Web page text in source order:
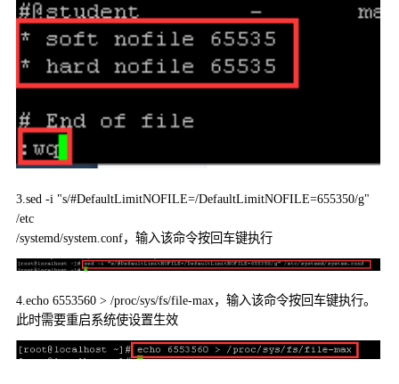
3.sed -i "s/#DefaultLimitNOFILE=/DefaultLimitNOFILE=655350/g"
/etc
/systemd/system.conf，输入该命令按回车键执行
4.echo 6553560 > /proc/sys/fs/file-max，输入该命令按回车键执行。
此时需要重启系统使设置生效